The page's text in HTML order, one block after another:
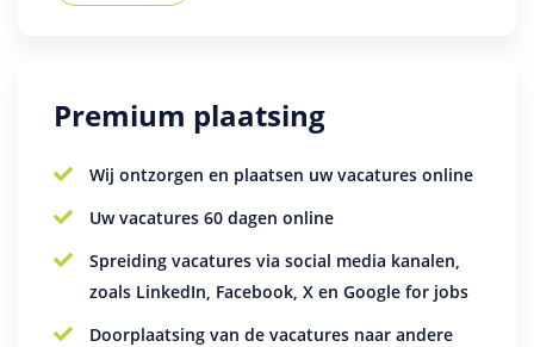
Premium plaatsing
Wij ontzorgen en plaatsen uw vacatures online
Uw vacatures 60 dagen online
Spreiding vacatures via social media kanalen,
zoals LinkedIn, Facebook, X en Google for jobs
Doorplaatsing van de vacatures naar andere